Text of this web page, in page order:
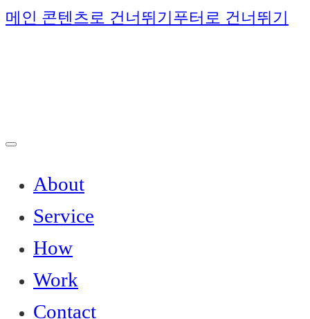
메인 콘텐츠로 건너뛰기 푸터로 건너뛰기
About
Service
How
Work
Contact